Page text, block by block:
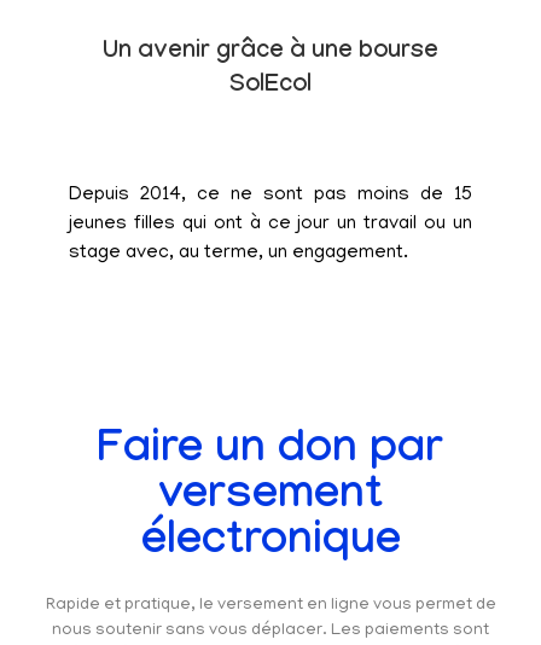
Un avenir grâce à une bourse
SolEcol
Depuis 2014, ce ne sont pas moins de 15
jeunes filles qui ont à ce jour un travail ou un
stage avec, au terme, un engagement.
Faire un don par
versement
électronique
Rapide et pratique, le versement en ligne vous permet de
nous soutenir sans vous déplacer. Les paiements sont